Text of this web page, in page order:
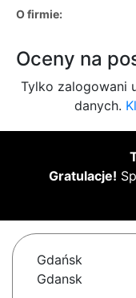
O firmie:
Oceny na
Tylko zalogowani
danych.
Gratulacje!
Gdańsk
Gdansk